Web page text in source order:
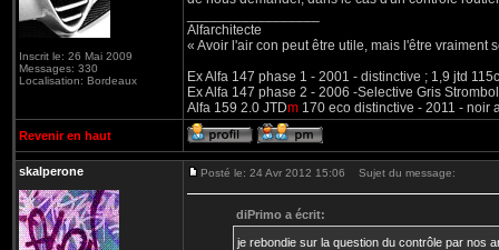
Inscrit le: 26 Mai 2009
Messages: 330
Localisation: Bordeaux
Alfarchitecte
« Avoir l'air con peut être utile, mais l'être vraiment
Ex Alfa 147 phase 1 - 2001 - distinctive ; 1,9 jtd
Ex Alfa 147 phase 2 - 2006 -Selective Gris
Alfa 159 2.0 JTDm 170 eco distinctive - 2011 - noir
Revenir en haut
skalperone Posté le: 24 Avr 2012 15:06 Sujet du message:
diPrimo a écrit:
je rebondie sur la question du contrôle par nos